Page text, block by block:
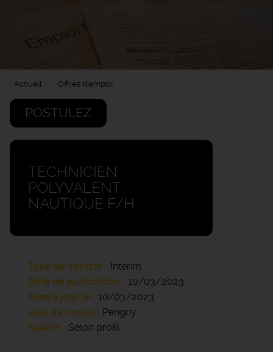
Accueil Offres d'emploi
POSTULEZ
TECHNICIEN
POLYVALENT
NAUTIQUE F/H
Type de contrat
Intérim
Date de publication
10/03/2023
Mise à jour le
10/03/2023
Lieu de travail
Périgny
Salaire
Selon profil